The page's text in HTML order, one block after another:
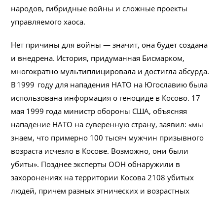
народов, гибридные войны и сложные проекты
управляемого хаоса.
Нет причины для войны — значит, она будет создана
и внедрена. История, придуманная Бисмарком,
многократно мультиплицировала и достигла абсурда.
В 1999 году для нападения НАТО на Югославию была
использована информация о геноциде в Косово. 17
мая 1999 года министр обороны США, объясняя
нападение НАТО на суверенную страну, заявил: «мы
знаем, что примерно 100 тысяч мужчин призывного
возраста исчезло в Косове. Возможно, они были
убиты». Позднее эксперты ООН обнаружили в
захоронениях на территории Косова 2108 убитых
людей, причем разных этнических и возрастных